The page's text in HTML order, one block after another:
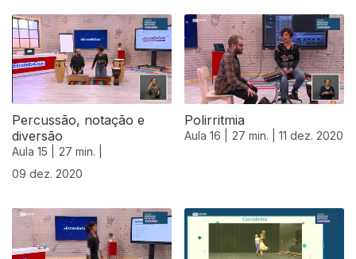
Percussão, notação e
diversão
Aula 15 |
27 min. |
09 dez. 2020
Polirritmia
Aula 16 | 27 min. | 11 dez. 2020